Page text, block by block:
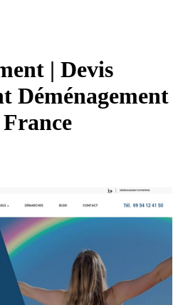
| Devis
Déménage­ment